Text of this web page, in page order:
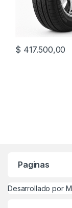
$ 417.500,00
Paginas
Desarrollado por